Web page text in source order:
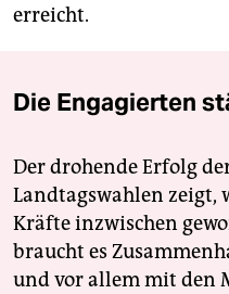
erreicht.
Die Engagierten
Der drohende Erfolg
Landtagswahlen zeigt,
Kräfte inzwischen
braucht es
und vor allem mit den